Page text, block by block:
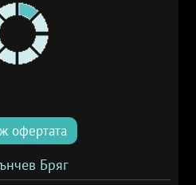
офертата
Бряг